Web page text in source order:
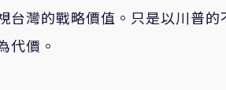
台灣的戰略價值。只是以川普的
代價。